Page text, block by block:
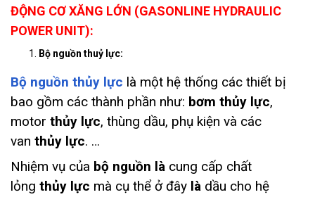
ĐỘNG CƠ XĂNG LỚN (GASONLINE HYDRAULIC
POWER UNIT):
Bộ nguồn thuỷ lực:
Bộ nguồn thủy lực là một hệ thống các thiết bị
bao gồm các thành phần như: bơm thủy lực,
motor thủy lực, thùng dầu, phụ kiện và các
van thủy lực. …
Nhiệm vụ của bộ nguồn là cung cấp chất
lỏng thủy lực mà cụ thể ở đây là dầu cho hệ